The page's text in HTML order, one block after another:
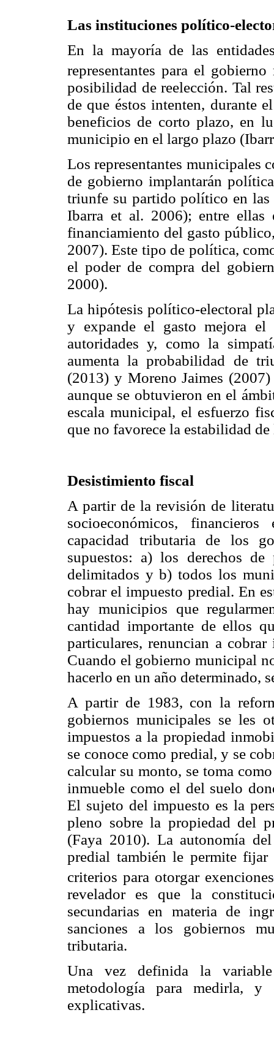
Las instituciones político-
En la mayoría de las
representantes para el
posibilidad de reelección. Tal
de que éstos intenten, durante
beneficios de corto plazo, en
municipio en el largo plazo
Los representantes municipales
de gobierno implantarán
triunfe su partido político en las
Ibarra et al. 2006); entre
financiamiento del gasto
2007). Este tipo de política,
el poder de compra del
2000).
La hipótesis político-electoral
y expande el gasto mejora el
autoridades y, como la
aumenta la probabilidad de
(2013) y Moreno Jaimes
aunque se obtuvieron en el
escala municipal, el esfuerzo
que no favorece la estabilidad
Desistimiento fiscal
A partir de la revisión de
socioeconómicos,
capacidad tributaria de los
supuestos: a) los derechos
delimitados y b) todos los
cobrar el impuesto predial. En
hay municipios que
cantidad importante de ellos
particulares, renuncian a
Cuando el gobierno municipal
hacerlo en un año determinado,
A partir de 1983, con la
gobiernos municipales se les
impuestos a la propiedad
se conoce como predial, y se
calcular su monto, se toma
inmueble como el del suelo
El sujeto del impuesto es la
pleno sobre la propiedad del
(Faya 2010). La autonomía
predial también le permite
criterios para otorgar exenciones
revelador es que la
secundarias en materia de
sanciones a los gobiernos
tributaria.
Una vez definida la
metodología para medirla,
explicativas.